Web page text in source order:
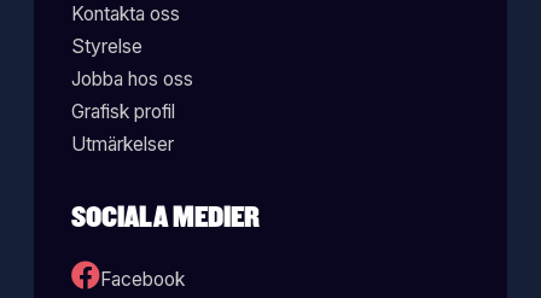
Kontakta oss
Styrelse
Jobba hos oss
Grafisk profil
Utmärkelser
SOCIALA MEDIER
Facebook